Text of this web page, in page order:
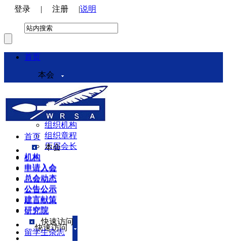
登录 | 注册 |说明
首页
本会
本会介绍
领导机构
理事会
组织机构
组织章程
历届会长
机构
申请入会
总会动态
公告公示
建言献策
研究院
快速访问
首页
本会
机构
申请入会
总会动态
公告公示
建言献策
研究院
快速访问
留学生杂志